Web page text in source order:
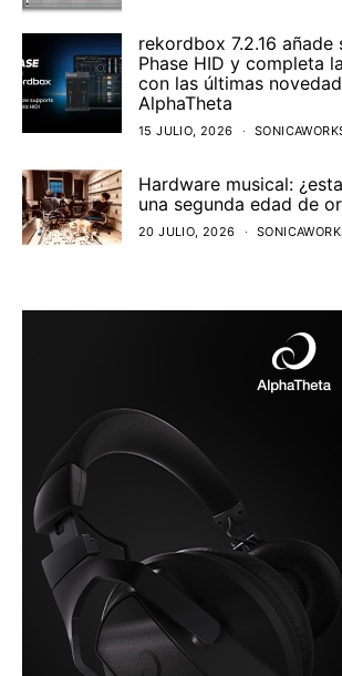
rekordbox 7.2.16
Phase HID y completa
con las últimas
AlphaTheta
15 JULIO, 2026
Hardware musical:
una segunda edad de
20 JULIO, 2026